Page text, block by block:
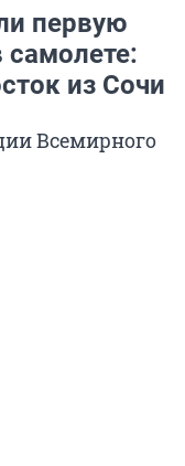
первую
из Сочи
Всемирного